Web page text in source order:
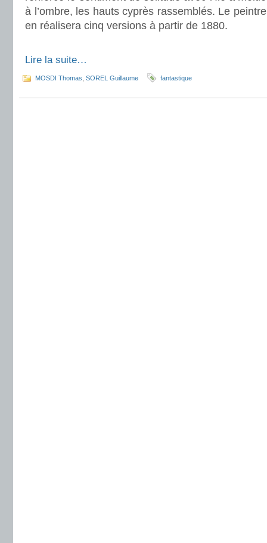
à l’ombre, les hauts cyprès rassemblés. Le peintre
en réalisera cinq versions à partir de 1880.
Lire la suite…
MOSDI Thomas SOREL Guillaume fantastique